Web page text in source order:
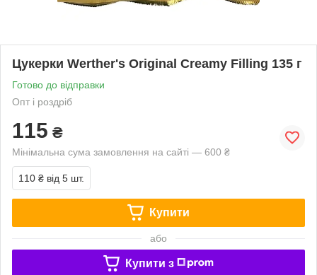
Цукерки Werther's Original Сreamy Filling 135 г
Готово до відправки
Опт і роздріб
115 ₴
Мінімальна сума замовлення на сайті — 600 ₴
110 ₴ від 5 шт.
Купити
або
Купити з